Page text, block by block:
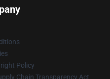
Policy
Chain Transparency Act